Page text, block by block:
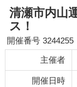
清瀬市内山
ス！
開催番号3244255
主催者
開催日時